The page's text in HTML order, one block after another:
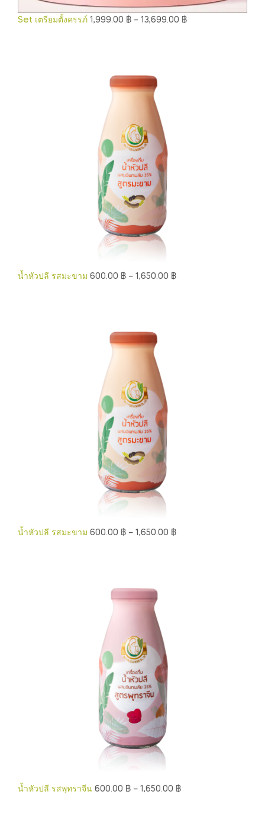
Set เตรียมตั้งครรภ์ 1,999.00 ฿ – 13,699.00 ฿
น้ำหัวปลี รสมะขาม 600.00 ฿ – 1,650.00 ฿
น้ำหัวปลี รสมะขาม 600.00 ฿ – 1,650.00 ฿
น้ำหัวปลี รสพุทราจีน 600.00 ฿ – 1,650.00 ฿